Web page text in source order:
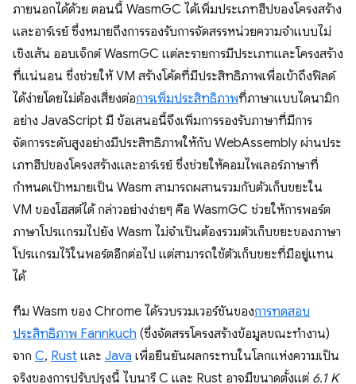
ภายนอกได้ด้วย ตอนนี้ WasmGC ได้เพิ่มประเภทฮีปของโครงสร้าง
และอาร์เรย์ ซึ่งหมายถึงการรองรับการจัดสรรหน่วยความจำแบบไม่
เชิงเส้น ออบเจ็กต์ WasmGC แต่ละรายการมีประเภทและโครงสร้าง
ที่แน่นอน ซึ่งช่วยให้ VM สร้างโค้ดที่มีประสิทธิภาพเพื่อเข้าถึงฟิลด์
ได้ง่ายโดยไม่ต้องเสี่ยงต่อการเพิ่มประสิทธิภาพที่ภาษาแบบไดนามิก
อย่าง JavaScript มี ข้อเสนอนี้จึงเพิ่มการรองรับภาษาที่มีการ
จัดการระดับสูงอย่างมีประสิทธิภาพให้กับ WebAssembly ผ่านประ
เภทฮีปของโครงสร้างและอาร์เรย์ ซึ่งช่วยให้คอมไพเลอร์ภาษาที่
กำหนดเป้าหมายเป็น Wasm สามารถผสานรวมกับตัวเก็บขยะใน
VM ของโฮสต์ได้ กล่าวอย่างง่ายๆ คือ WasmGC ช่วยให้การพอร์ต
ภาษาโปรแกรมไปยัง Wasm ไม่จำเป็นต้องรวมตัวเก็บขยะของภาษา
โปรแกรมไว้ในพอร์ตอีกต่อไป แต่สามารถใช้ตัวเก็บขยะที่มีอยู่แทน
ได้
ทีม Wasm ของ Chrome ได้รวบรวมเวอร์ชันของการทดสอบ
ประสิทธิภาพ Fannkuch (ซึ่งจัดสรรโครงสร้างข้อมูลขณะทำงาน)
จาก C, Rust และ Java เพื่อยืนยันผลกระทบในโลกแห่งความเป็น
จริงของการปรับปรุงนี้ ไบนารี C และ Rust อาจมีขนาดตั้งแต่ 6.1 K